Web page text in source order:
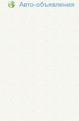
Авто-объявления